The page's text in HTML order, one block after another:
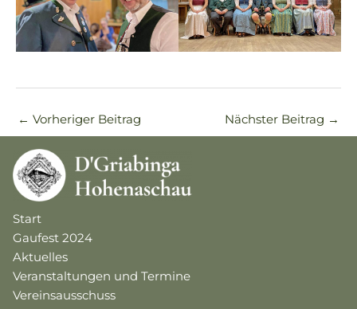
← Vorheriger Beitrag Nächster Beitrag →
Start
Gaufest 2024
Aktuelles
Veranstaltungen und Termine
Vereinsausschuss